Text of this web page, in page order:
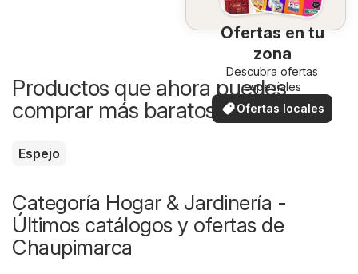
Ofertas en tu
zona
Descubra ofertas
especiales
Ofertas locales
Productos que ahora puedes
comprar más baratos
Espejo
Categoría Hogar & Jardinería -
Últimos catálogos y ofertas de
Chaupimarca